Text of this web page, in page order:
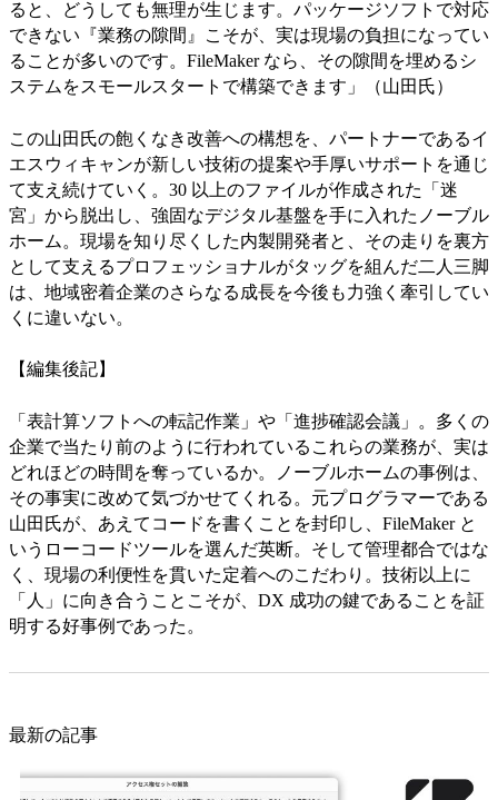
ると、どうしても無理が生じます。パッケージソフトで対応
できない『業務の隙間』こそが、実は現場の負担になってい
ることが多いのです。FileMaker なら、その隙間を埋めるシ
ステムをスモールスタートで構築できます」（山田氏）
この山田氏の飽くなき改善への構想を、パートナーであるイ
エスウィキャンが新しい技術の提案や手厚いサポートを通じ
て支え続けていく。30 以上のファイルが作成された「迷
宮」から脱出し、強固なデジタル基盤を手に入れたノーブル
ホーム。現場を知り尽くした内製開発者と、その走りを裏方
として支えるプロフェッショナルがタッグを組んだ二人三脚
は、地域密着企業のさらなる成長を今後も力強く牽引してい
くに違いない。
【編集後記】
「表計算ソフトへの転記作業」や「進捗確認会議」。多くの
企業で当たり前のように行われているこれらの業務が、実は
どれほどの時間を奪っているか。ノーブルホームの事例は、
その事実に改めて気づかせてくれる。元プログラマーである
山田氏が、あえてコードを書くことを封印し、FileMaker と
いうローコードツールを選んだ英断。そして管理都合ではな
く、現場の利便性を貫いた定着へのこだわり。技術以上に
「人」に向き合うことこそが、DX 成功の鍵であることを証
明する好事例であった。
最新の記事